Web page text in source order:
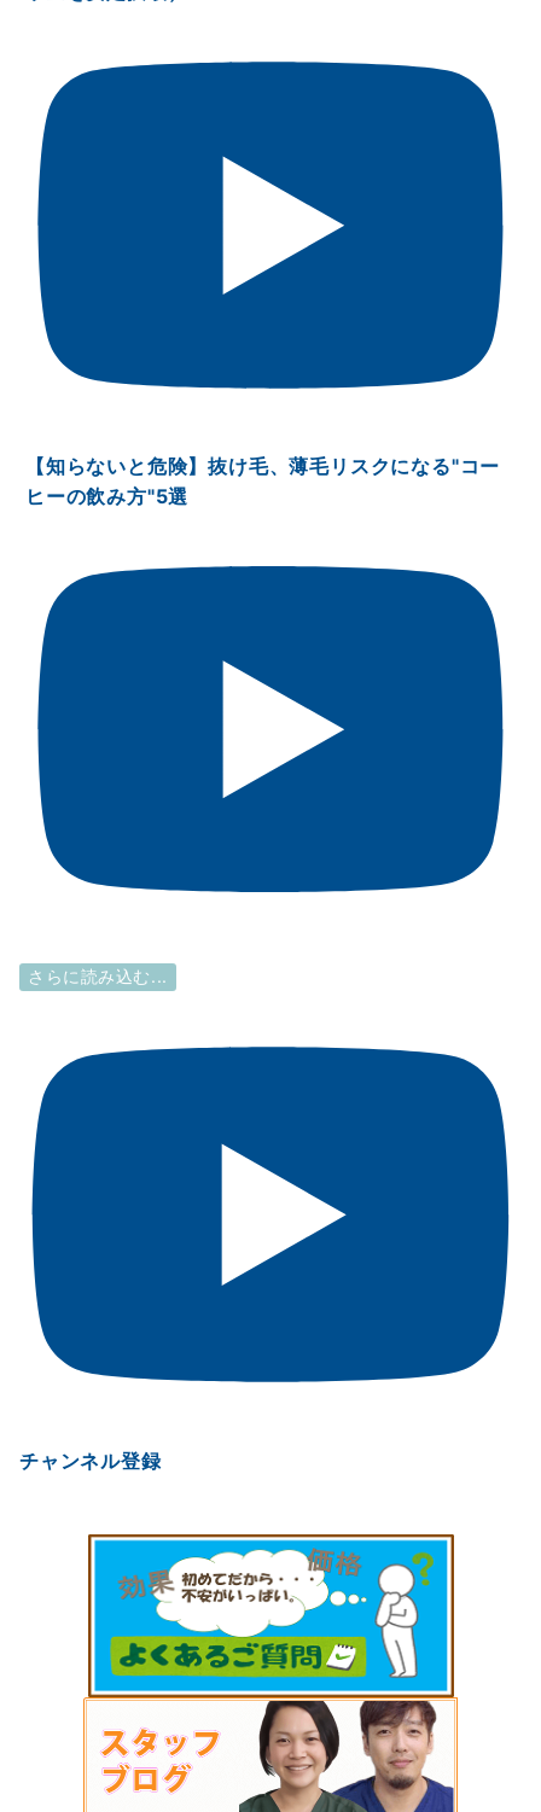
【知らないと危険】抜け毛、薄毛リスクになる"コー
ヒーの飲み方"5選
さらに読み込む...
チャンネル登録